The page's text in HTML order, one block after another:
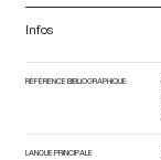
Infos
RÉFÉRENCE BIBLIOGRAPHIQUE
LANGUE PRINCIPALE